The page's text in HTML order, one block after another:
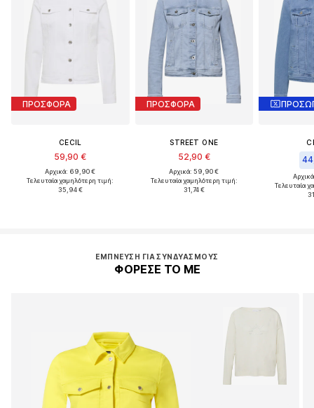
ΠΡΟΣΦΟΡΑ
CECIL
59,90 €
Αρχικά: 69,90 €
Τελευταία χαμηλότερη τιμή:
35,94 €
ΠΡΟΣΦΟΡΑ
STREET ONE
52,90 €
Αρχικά: 59,90 €
Τελευταία χαμηλότερη τιμή:
31,74 €
Τελευταία
ΈΜΠΝΕΥΣΗ ΓΙΑ ΣΥΝΔΥΑΣΜΟΎΣ
ΦΟΡΕΣΕ ΤΟ ΜΕ